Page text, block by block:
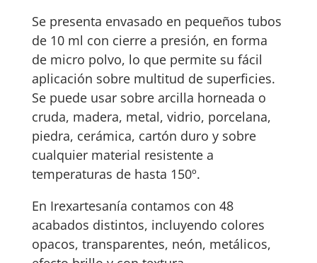
Se presenta envasado en pequeños tubos
de 10 ml con cierre a presión, en forma
de micro polvo, lo que permite su fácil
aplicación sobre multitud de superficies.
Se puede usar sobre arcilla horneada o
cruda, madera, metal, vidrio, porcelana,
piedra, cerámica, cartón duro y sobre
cualquier material resistente a
temperaturas de hasta 150º.
En Irexartesanía contamos con 48
acabados distintos, incluyendo colores
opacos, transparentes, neón, metálicos,